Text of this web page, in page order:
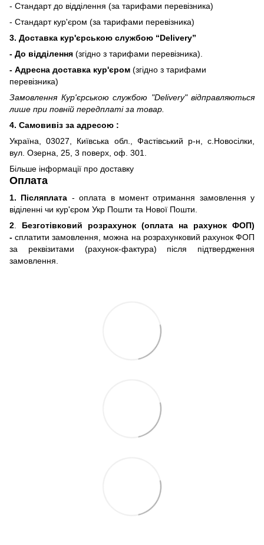
- Стандарт до відділення (за тарифами перевізника)
- Стандарт кур'єром (за тарифами перевізника)
3. Доставка кур'єрською службою “Delivery”
- До відділення (згідно з тарифами перевізника).
- Адресна доставка кур'єром (згідно з тарифами
перевізника)
Замовлення Кур'єрською службою "Delivery" відправляються
лише при повній передплаті за товар.
4. Самовивіз за адресою :
Україна, 03027, Київська обл., Фастівський р-н, с.Новосілки,
вул. Озерна, 25, 3 поверх, оф. 301.
Більше інформації про доставку
Оплата
1. Післяплата - оплата в момент отримання замовлення у
віділенні чи кур'єром Укр Пошти та Нової Пошти.
2
Безготівковий розрахунок (оплата на рахунок ФОП)
-сплатити замовлення, можна на розрахунковий рахунок ФОП
за реквізитами (рахунок-фактура) після підтвердження
замовлення.